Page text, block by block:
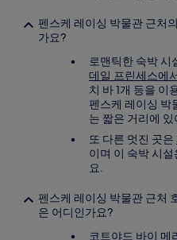
펜스케 레이싱 박물관 근처
가요?
로맨틱한 숙박 시
데일 프린세스에
치 바 1개 등을 이
펜스케 레이싱 박
는 짧은 거리에 있
또 다른 멋진 곳은
이며 이 숙박 시
요.
펜스케 레이싱 박물관 근처
은 어디인가요?
코트야드 바이 메